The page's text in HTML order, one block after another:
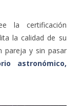
la certificación
la calidad de su
y sin pasar
astronómico,